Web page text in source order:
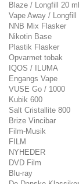
Blaze / Longfill 20 ml
Vape Away / Longfill
NNB Mix Flasker
Nikotin Base
Plastik Flasker
Opvarmet tobak
IQOS / ILUMA
Engangs Vape
VUSE Go / 1000
Kubik 600
Salt Cristallite 800
Brize Vincibar
Film-Musik
FILM
NYHEDER
DVD Film
Blu-ray